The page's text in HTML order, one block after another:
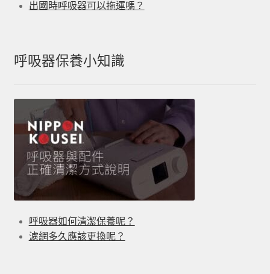
出國時呼吸器可以拖運嗎？
呼吸器保養小知識
呼吸器如何清潔保養呢？
濾網多久應該更換呢？